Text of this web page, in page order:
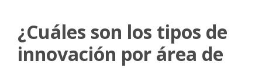
¿Cuáles son los tipos de
innovación por área de